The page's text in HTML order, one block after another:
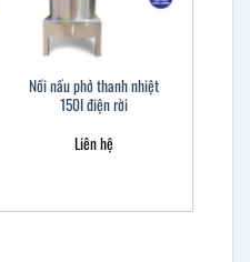
Nồi nấu phở thanh nhiệt
150l điện rời
Liên hệ